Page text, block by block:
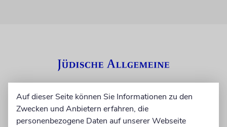
Auf dieser Seite können Sie Informationen zu den
Zwecken und Anbietern erfahren, die
personenbezogene Daten auf unserer Webseite